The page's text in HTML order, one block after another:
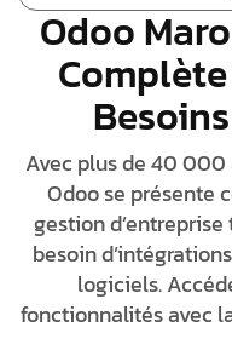
Odoo
Avec plus de 40
Odoo se présente
gestion
besoin
logiciels.
fonctionnalités avec